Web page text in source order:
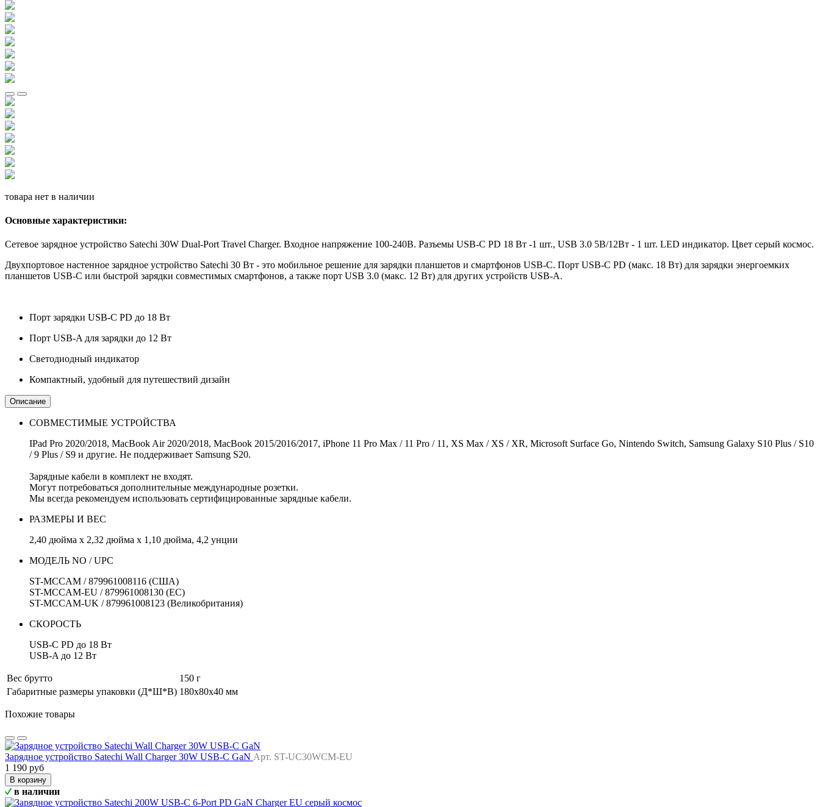
товара нет в наличии
Основные характеристики:
Сетевое зарядное устройство Satechi 30W Dual-Port Travel Charger. Входное напряжение 100-240В. Разъемы USB-C PD 18 Вт -1 шт., USB 3.0 5В/12Вт - 1 шт. LED индикатор. Цвет серый космос.
Двухпортовое настенное зарядное устройство Satechi 30 Вт - это мобильное решение для зарядки планшетов и смартфонов USB-C. Порт USB-C PD (макс. 18 Вт) для зарядки энергоемких
планшетов USB-C или быстрой зарядки совместимых смартфонов, а также порт USB 3.0 (макс. 12 Вт) для других устройств USB-A.
Порт зарядки USB-C PD до 18 Вт
Порт USB-A для зарядки до 12 Вт
Светодиодный индикатор
Компактный, удобный для путешествий дизайн
Описание
СОВМЕСТИМЫЕ УСТРОЙСТВА
IPad Pro 2020/2018, MacBook Air 2020/2018, MacBook 2015/2016/2017, iPhone 11 Pro Max / 11 Pro / 11, XS Max / XS / XR, Microsoft Surface Go, Nintendo Switch, Samsung Galaxy S10 Plus / S10
/ 9 Plus / S9 и другие. Не поддерживает Samsung S20.
Зарядные кабели в комплект не входят.
Могут потребоваться дополнительные международные розетки.
Мы всегда рекомендуем использовать сертифицированные зарядные кабели.
РАЗМЕРЫ И ВЕС
2,40 дюйма x 2,32 дюйма x 1,10 дюйма, 4,2 унции
МОДЕЛЬ NO / UPC
ST-MCCAM / 879961008116 (США)
ST-MCCAM-EU / 879961008130 (ЕС)
ST-MCCAM-UK / 879961008123 (Великобритания)
СКОРОСТЬ
USB-C PD до 18 Вт
USB-A до 12 Вт
Вес брутто
150 г
Габаритные размеры упаковки (Д*Ш*В) 180х80х40 мм
Похожие товары
Зарядное устройство Satechi Wall Charger 30W USB-C GaN Арт. ST-UC30WCM-EU
1 190 руб
В корзину
в наличии